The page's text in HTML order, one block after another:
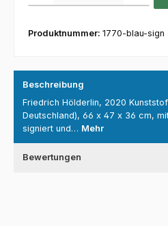
Produktnummer: 1770-blau-sign
Beschreibung
Friedrich Hölderlin, 2020
Deutschland), 66 x 47 x 36 cm,
signiert und… Mehr
Bewertungen